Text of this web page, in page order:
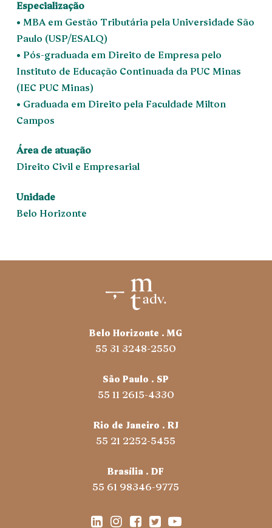
Especialização
• MBA em Gestão Tributária pela Universidade São
Paulo (USP/ESALQ)
• Pós-graduada em Direito de Empresa pelo
Instituto de Educação Continuada da PUC Minas
(IEC PUC Minas)
• Graduada em Direito pela Faculdade Milton
Campos
Área de atuação
Direito Civil e Empresarial
Unidade
Belo Horizonte
Belo Horizonte . MG
55 31 3248-2550
São Paulo . SP
55 11 2615-4330
Rio de Janeiro . RJ
55 21 2252-5455
Brasília . DF
55 61 98346-9775